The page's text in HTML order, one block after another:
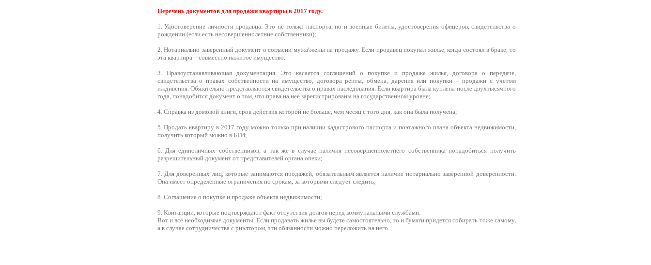
Перечень документов для продажи квартиры в 2017 году.
1. Удостоверение личности продавца. Это не только паспорта, но и военные билеты, удостоверения офицеров, свидетельства о
рождении (если есть несовершеннолетние собственники);
2. Нотариально заверенный документ о согласии мужа\жены на продажу. Если продавец покупал жилье, когда состоял в браке, то
эта квартира – совместно нажитое имущество.
3. Правоустанавливающая документация. Это касается соглашений о покупке и продаже жилья, договора о передаче,
свидетельства о правах собственности на имущество, договора ренты, обмена, дарения или покупки – продажи с учетом
иждивения. Обязательно представляются свидетельства о правах наследования. Если квартира была куплена после двухтысячного
года, понадобится документ о том, что права на нее зарегистрированы на государственном уровне;
4. Справка из домовой книги, срок действия которой не больше, чем месяц с того дня, как она была получена;
5. Продать квартиру в 2017 году можно только при наличии кадастрового паспорта и поэтажного плана объекта недвижимости,
получить который можно в БТИ;
6. Для единоличных собственников, а так же в случае наличия несовершеннолетнего собственника понадобиться получить
разрешительный документ от представителей органа опеки;
7. Для доверенных лиц, которые занимаются продажей, обязательным является наличие нотариально заверенной доверенности.
Она имеет определенные ограничения по срокам, за которыми следует следить;
8. Соглашение о покупке и продаже объекта недвижимости;
9. Квитанции, которые подтверждают факт отсутствия долгов перед коммунальными службами.
Вот и все необходимые документы. Если продавать жилье вы будете самостоятельно, то и бумаги придется собирать тоже самому,
а в случае сотрудничества с риэлтором, эти обязанности можно переложить на него.